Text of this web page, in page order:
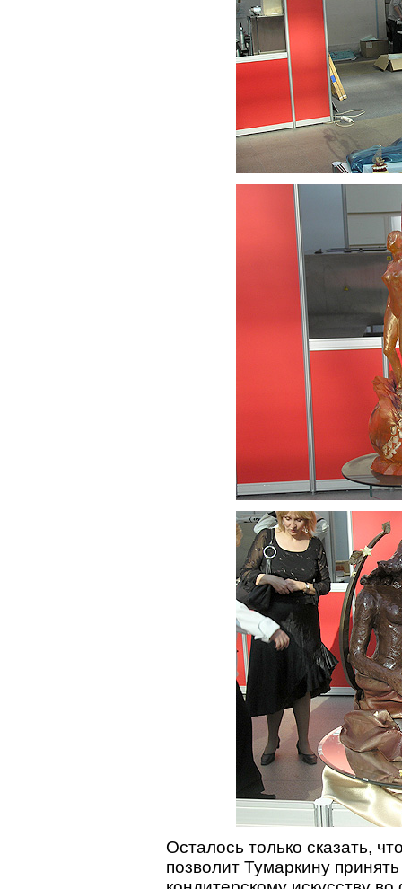
Осталось только сказать,
позволит Тумаркину